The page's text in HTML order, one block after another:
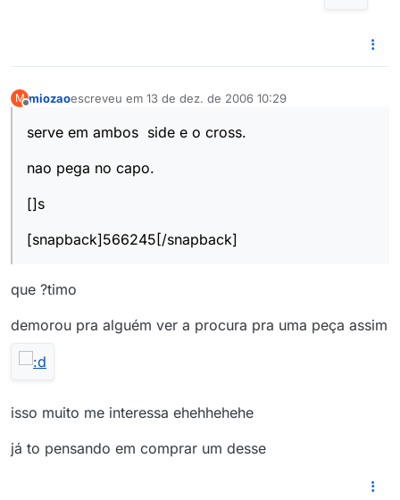
M miozaoescreveu em 13 de dez. de 2006 10:29
última edição por
serve em ambos side e o cross.
nao pega no capo.
[]s
[snapback]566245[/snapback]
que ?timo
demorou pra alguém ver a procura pra uma peça assim
isso muito me interessa ehehhehehe
já to pensando em comprar um desse